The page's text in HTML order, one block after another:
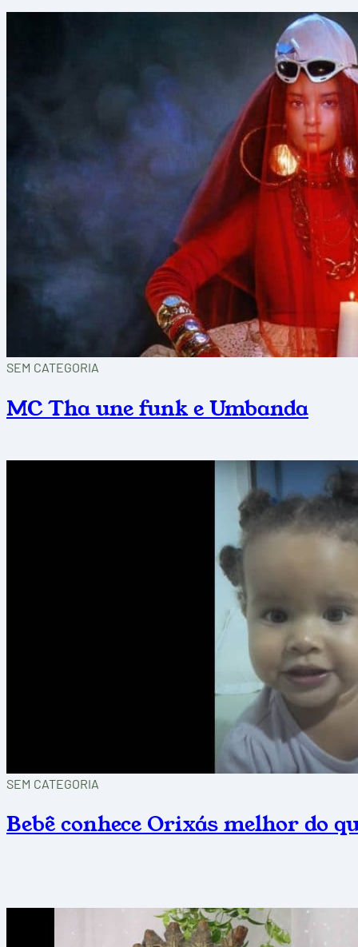
SEM CATEGORIA
MC Tha une funk e Umbanda
SEM CATEGORIA
Bebê conhece Orixás melhor do